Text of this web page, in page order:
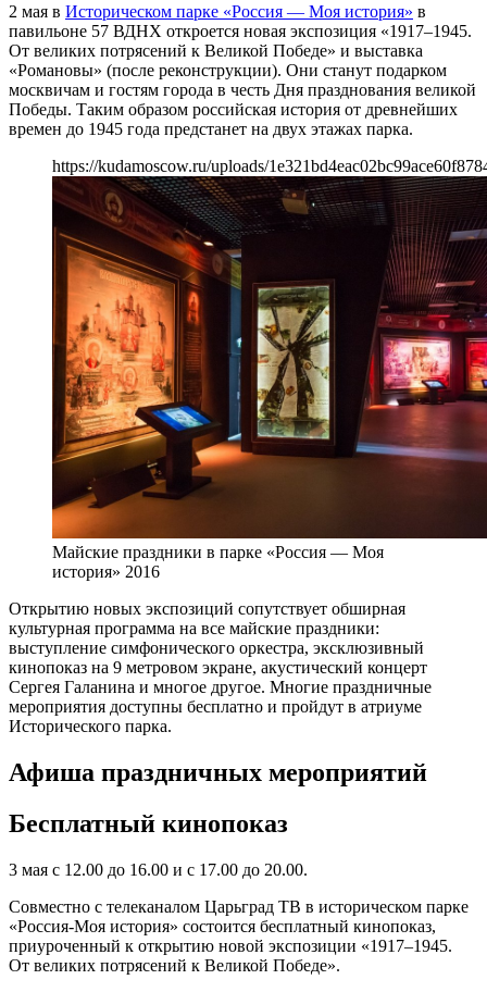
2 мая в Историческом парке «Россия — Моя история» в
павильоне 57 ВДНХ откроется новая экспозиция «1917–1945.
От великих потрясений к Великой Победе» и выставка
«Романовы» (после реконструкции). Они станут подарком
москвичам и гостям города в честь Дня празднования великой
Победы. Таким образом российская история от древнейших
времен до 1945 года предстанет на двух этажах парка.
https://kudamoscow.ru/uploads/
Майские праздники в парке «Россия — Моя
история» 2016
Открытию новых экспозиций сопутствует обширная
культурная программа на все майские праздники:
выступление симфонического оркестра, эксклюзивный
кинопоказ на 9 метровом экране, акустический концерт
Сергея Галанина и многое другое. Многие праздничные
мероприятия доступны бесплатно и пройдут в атриуме
Исторического парка.
Афиша праздничных мероприятий
Бесплатный кинопоказ
3 мая с 12.00 до 16.00 и с 17.00 до 20.00.
Совместно с телеканалом Царьград ТВ в историческом парке
«Россия-Моя история» состоится бесплатный кинопоказ,
приуроченный к открытию новой экспозиции «1917–1945.
От великих потрясений к Великой Победе».